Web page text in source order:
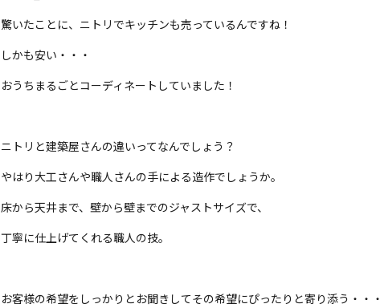
驚いたことに、ニトリでキッチンも売っているんですね！
しかも安い・・・
おうちまるごとコーディネートしていました！
ニトリと建築屋さんの違いってなんでしょう？
やはり大工さんや職人さんの手による造作でしょうか。
床から天井まで、壁から壁までのジャストサイズで、
丁寧に仕上げてくれる職人の技。
お客様の希望をしっかりとお聞きしてその希望にぴったりと寄り添う・・・